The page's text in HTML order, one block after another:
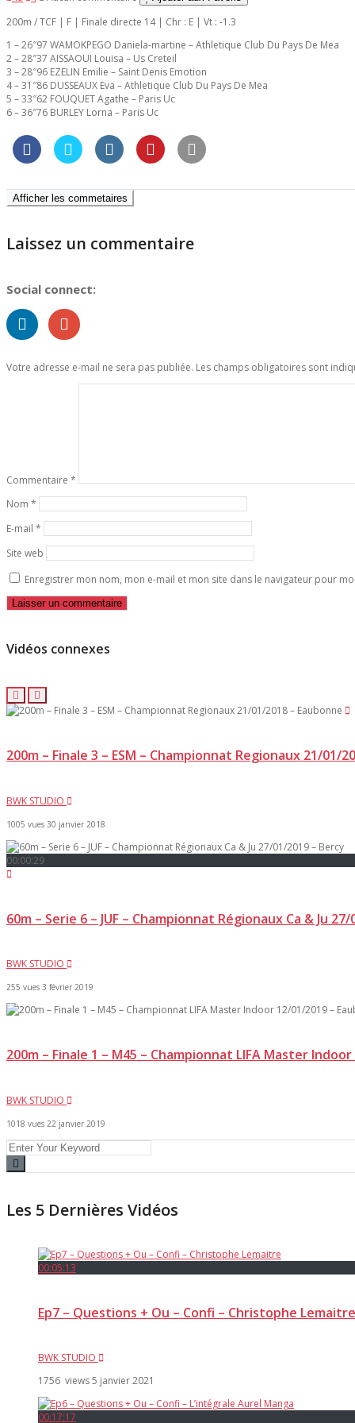
200m / TCF | F | Finale directe 14 | Chr : E | Vt : -1.3
1 – 26″97 WAMOKPEGO Daniela-martine – Athletique Club Du Pays De Mea
2 – 28″37 AISSAOUI Louisa – Us Creteil
3 – 28″96 EZELIN Emilie – Saint Denis Emotion
4 – 31″86 DUSSEAUX Eva – Athletique Club Du Pays De Mea
5 – 33″62 FOUQUET Agathe – Paris Uc
6 – 36″76 BURLEY Lorna – Paris Uc
Afficher les commetaires
Laissez un commentaire
Social connect:
Votre adresse e-mail ne sera pas publiée. Les champs obligatoires sont
Commentaire *
Nom *
E-mail *
Site web
Enregistrer mon nom, mon e-mail et mon site dans le navigateur pour
Vidéos connexes
200m – Finale 3 – ESM – Championnat Regionaux 21/01/
BWK STUDIO
1005 vues 30 janvier 2018
00:00:29
60m – Serie 6 – JUF – Championnat Régionaux Ca & Ju
BWK STUDIO
255 vues 3 février 2019
200m – Finale 1 – M45 – Championnat LIFA Master
BWK STUDIO
1018 vues 22 janvier 2019
Les 5 Dernières Vidéos
00:05:13
Ep7 – Questions + Ou – Confi – Christophe Lemaitre
BWK STUDIO
1756 views5 janvier 2021
00:17:17